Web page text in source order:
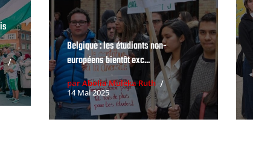
Belgique : les étudiants non-
européens bientôt exc...
par Abolia Muleka Ruth
14 Mai 2025